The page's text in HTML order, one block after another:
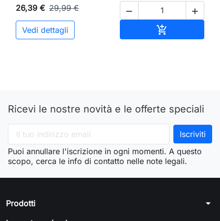
26,39 € 29,99 €
Vedi dettagli
 

Ricevi le nostre novità e le offerte speciali
Puoi annullare l'iscrizione in ogni momenti. A questo
scopo, cerca le info di contatto nelle note legali.
Prodotti arrow_drop_down